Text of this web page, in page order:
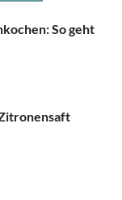
So geht